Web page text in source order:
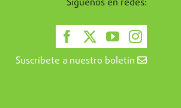
Suscríbete a nuestro boletín